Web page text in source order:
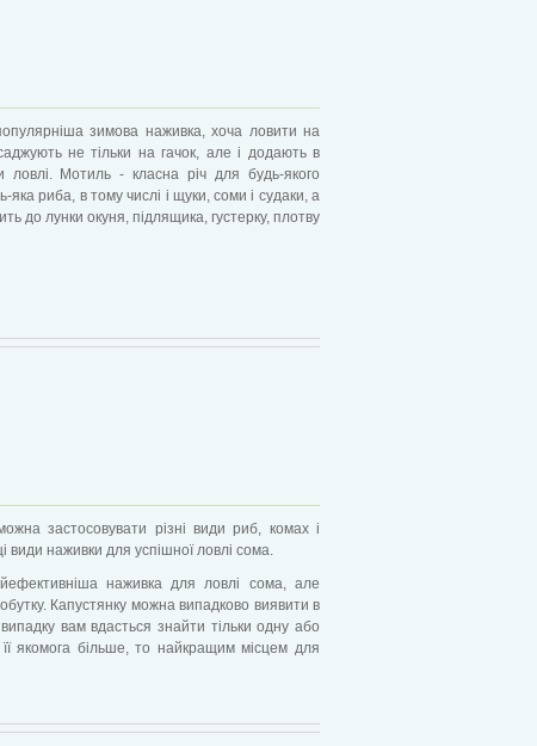
зимова наживка, хоча ловити на
не тільки на гачок, але і додають в
ловлі. Мотиль - класна річ для будь-якого
риба, в тому числі і щуки, соми і судаки, а
до лунки окуня, підлящика, густерку, плотву
застосовувати різні види риб, комах і
види наживки для успішної ловлі сома.
наживка для ловлі сома, але
Капустянку можна випадково виявити в
вам вдасться знайти тільки одну або
якомога більше, то найкращим місцем для